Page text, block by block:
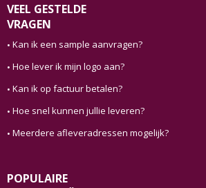
VEEL GESTELDE
VRAGEN
Kan ik een sample aanvragen?
Hoe lever ik mijn logo aan?
Kan ik op factuur betalen?
Hoe snel kunnen jullie leveren?
Meerdere afleveradressen mogelijk?
POPULAIRE